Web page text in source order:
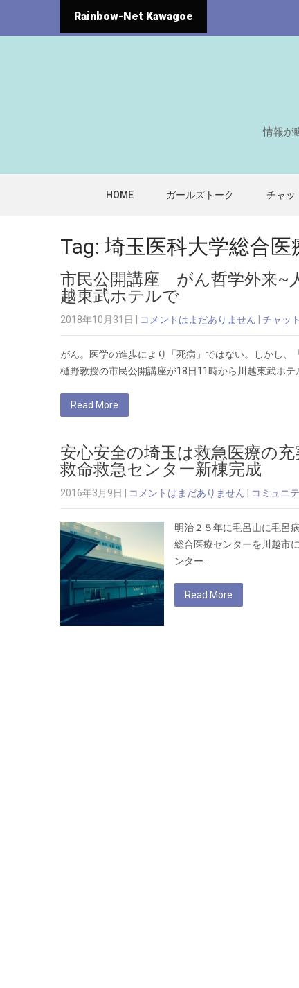
Rainbow-Net Kawagoe
情報が
HOME ガールズトーク チャッ
Tag: 埼玉医科大学総合
市民公開講座 がん哲学外来~
越東武ホテルで
2018年10月31日 コメントはまだありません チャット
がん。医学の進歩により「死病」ではない。しかし、
樋野教授の市民公開講座が18日11時から川越東武ホテ
Read More
安心安全の埼玉は救急医療の
救命救急センター新棟完成
2016年3月9日 コメントはまだありません コミュニ
明治２５年に毛呂山に毛呂
総合医療センターを川越
ンター…
Read More